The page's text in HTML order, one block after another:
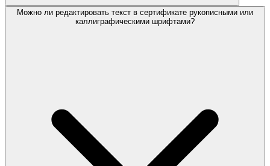
Можно ли редактировать текст в сертификате рукописными или
каллиграфическими шрифтами?